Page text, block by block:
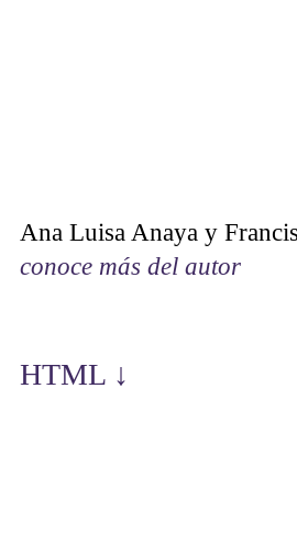
Ana Luisa Anaya y
conoce más del autor
HTML ↓